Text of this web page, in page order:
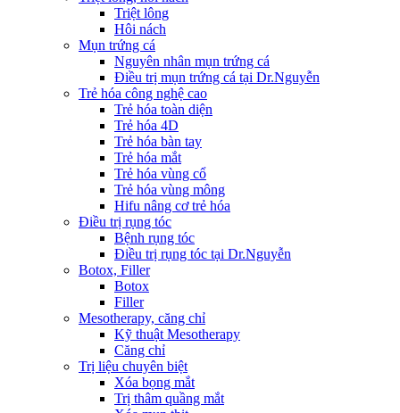
Triệt lông
Hôi nách
Mụn trứng cá
Nguyên nhân mụn trứng cá
Điều trị mụn trứng cá tại Dr.Nguyễn
Trẻ hóa công nghệ cao
Trẻ hóa toàn diện
Trẻ hóa 4D
Trẻ hóa bàn tay
Trẻ hóa mắt
Trẻ hóa vùng cổ
Trẻ hóa vùng mông
Hifu nâng cơ trẻ hóa
Điều trị rụng tóc
Bệnh rụng tóc
Điều trị rụng tóc tại Dr.Nguyễn
Botox, Filler
Botox
Filler
Mesotherapy, căng chỉ
Kỹ thuật Mesotherapy
Căng chỉ
Trị liệu chuyên biệt
Xóa bọng mắt
Trị thâm quầng mắt